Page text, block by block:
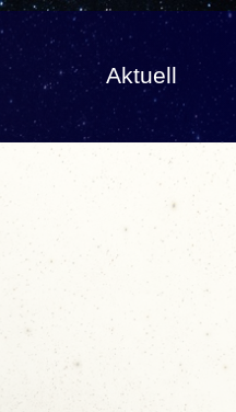
Aktuell